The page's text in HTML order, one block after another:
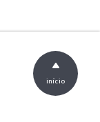
início